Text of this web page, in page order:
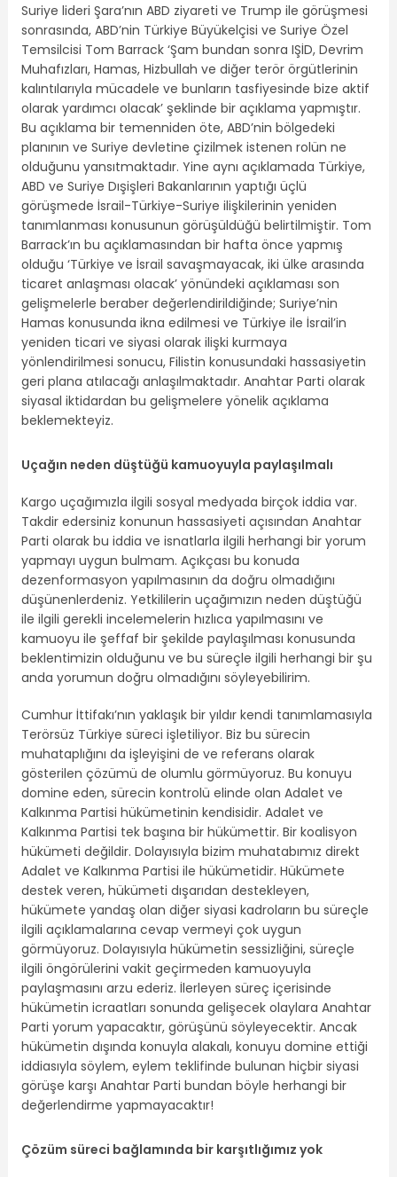
Suriye lideri Şara’nın ABD ziyareti ve Trump ile görüşmesi
sonrasında, ABD’nin Türkiye Büyükelçisi ve Suriye Özel
Temsilcisi Tom Barrack ‘Şam bundan sonra IŞİD, Devrim
Muhafızları, Hamas, Hizbullah ve diğer terör örgütlerinin
kalıntılarıyla mücadele ve bunların tasfiyesinde bize aktif
olarak yardımcı olacak’ şeklinde bir açıklama yapmıştır.
Bu açıklama bir temenniden öte, ABD’nin bölgedeki
planının ve Suriye devletine çizilmek istenen rolün ne
olduğunu yansıtmaktadır. Yine aynı açıklamada Türkiye,
ABD ve Suriye Dışişleri Bakanlarının yaptığı üçlü
görüşmede İsrail-Türkiye-Suriye ilişkilerinin yeniden
tanımlanması konusunun görüşüldüğü belirtilmiştir. Tom
Barrack’ın bu açıklamasından bir hafta önce yapmış
olduğu ‘Türkiye ve İsrail savaşmayacak, iki ülke arasında
ticaret anlaşması olacak’ yönündeki açıklaması son
gelişmelerle beraber değerlendirildiğinde; Suriye’nin
Hamas konusunda ikna edilmesi ve Türkiye ile İsrail’in
yeniden ticari ve siyasi olarak ilişki kurmaya
yönlendirilmesi sonucu, Filistin konusundaki hassasiyetin
geri plana atılacağı anlaşılmaktadır. Anahtar Parti olarak
siyasal iktidardan bu gelişmelere yönelik açıklama
beklemekteyiz.
Uçağın neden düştüğü kamuoyuyla paylaşılmalı
Kargo uçağımızla ilgili sosyal medyada birçok iddia var.
Takdir edersiniz konunun hassasiyeti açısından Anahtar
Parti olarak bu iddia ve isnatlarla ilgili herhangi bir yorum
yapmayı uygun bulmam. Açıkçası bu konuda
dezenformasyon yapılmasının da doğru olmadığını
düşünenlerdeniz. Yetkililerin uçağımızın neden düştüğü
ile ilgili gerekli incelemelerin hızlıca yapılmasını ve
kamuoyu ile şeffaf bir şekilde paylaşılması konusunda
beklentimizin olduğunu ve bu süreçle ilgili herhangi bir şu
anda yorumun doğru olmadığını söyleyebilirim.
Cumhur İttifakı’nın yaklaşık bir yıldır kendi tanımlamasıyla
Terörsüz Türkiye süreci işletiliyor. Biz bu sürecin
muhataplığını da işleyişini de ve referans olarak
gösterilen çözümü de olumlu görmüyoruz. Bu konuyu
domine eden, sürecin kontrolü elinde olan Adalet ve
Kalkınma Partisi hükümetinin kendisidir. Adalet ve
Kalkınma Partisi tek başına bir hükümettir. Bir koalisyon
hükümeti değildir. Dolayısıyla bizim muhatabımız direkt
Adalet ve Kalkınma Partisi ile hükümetidir. Hükümete
destek veren, hükümeti dışarıdan destekleyen,
hükümete yandaş olan diğer siyasi kadroların bu süreçle
ilgili açıklamalarına cevap vermeyi çok uygun
görmüyoruz. Dolayısıyla hükümetin sessizliğini, süreçle
ilgili öngörülerini vakit geçirmeden kamuoyuyla
paylaşmasını arzu ederiz. İlerleyen süreç içerisinde
hükümetin icraatları sonunda gelişecek olaylara Anahtar
Parti yorum yapacaktır, görüşünü söyleyecektir. Ancak
hükümetin dışında konuyla alakalı, konuyu domine ettiği
iddiasıyla söylem, eylem teklifinde bulunan hiçbir siyasi
görüşe karşı Anahtar Parti bundan böyle herhangi bir
değerlendirme yapmayacaktır!
Çözüm süreci bağlamında bir karşıtlığımız yok